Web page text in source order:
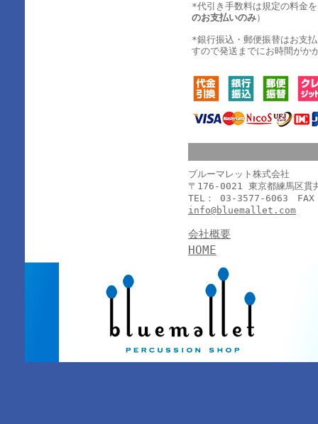
*代引き手数料は規定の料金
のお支払いのみ）
*銀行振込・郵便振替はお支
すので発送までにお時間がか
ブルーマレット株式会社
〒176-0021 東京都練馬区貫
TEL： 03-3577-6063
info@bluemallet.com
会社概要
HOME